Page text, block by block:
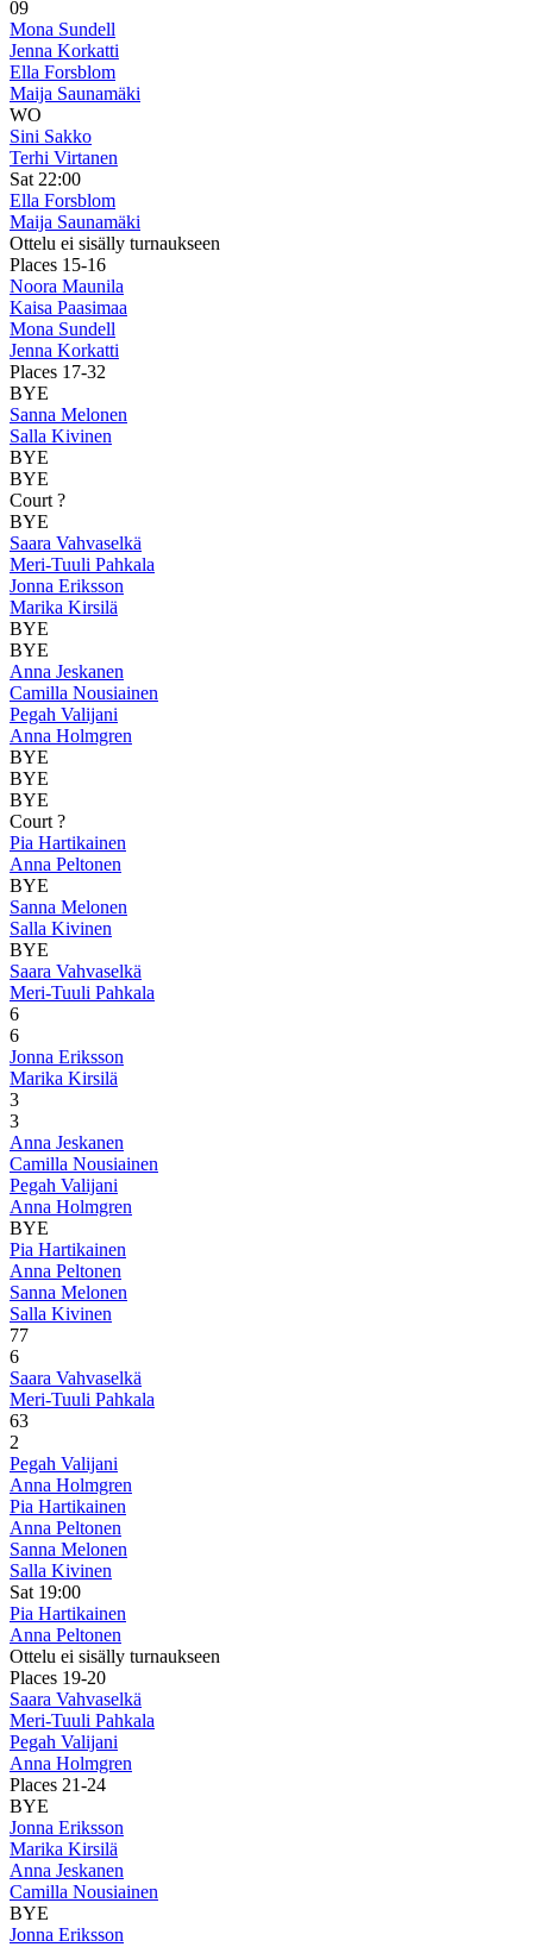
09
Mona Sundell
Jenna Korkatti
Ella Forsblom
Maija Saunamäki
WO
Sini Sakko
Terhi Virtanen
Sat 22:00
Ella Forsblom
Maija Saunamäki
Ottelu ei sisälly turnaukseen
Places 15-16
Noora Maunila
Kaisa Paasimaa
Mona Sundell
Jenna Korkatti
Places 17-32
BYE
Sanna Melonen
Salla Kivinen
BYE
BYE
Court ?
BYE
Saara Vahvaselkä
Meri-Tuuli Pahkala
Jonna Eriksson
Marika Kirsilä
BYE
BYE
Anna Jeskanen
Camilla Nousiainen
Pegah Valijani
Anna Holmgren
BYE
BYE
BYE
Court ?
Pia Hartikainen
Anna Peltonen
BYE
Sanna Melonen
Salla Kivinen
BYE
Saara Vahvaselkä
Meri-Tuuli Pahkala
6
6
Jonna Eriksson
Marika Kirsilä
3
3
Anna Jeskanen
Camilla Nousiainen
Pegah Valijani
Anna Holmgren
BYE
Pia Hartikainen
Anna Peltonen
Sanna Melonen
Salla Kivinen
77
6
Saara Vahvaselkä
Meri-Tuuli Pahkala
63
2
Pegah Valijani
Anna Holmgren
Pia Hartikainen
Anna Peltonen
Sanna Melonen
Salla Kivinen
Sat 19:00
Pia Hartikainen
Anna Peltonen
Ottelu ei sisälly turnaukseen
Places 19-20
Saara Vahvaselkä
Meri-Tuuli Pahkala
Pegah Valijani
Anna Holmgren
Places 21-24
BYE
Jonna Eriksson
Marika Kirsilä
Anna Jeskanen
Camilla Nousiainen
BYE
Jonna Eriksson